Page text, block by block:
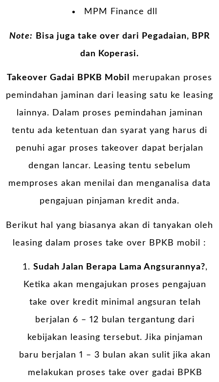
MPM Finance dll
Note:
Bisa juga take over dari Pegadaian, BPR
dan Koperasi.
Takeover Gadai BPKB Mobil
merupakan proses
pemindahan jaminan dari leasing satu ke leasing
lainnya. Dalam proses pemindahan jaminan
tentu ada ketentuan dan syarat yang harus di
penuhi agar proses takeover dapat berjalan
dengan lancar. Leasing tentu sebelum
memproses akan menilai dan menganalisa data
pengajuan pinjaman kredit anda.
Berikut hal yang biasanya akan di tanyakan oleh
leasing dalam proses take over BPKB mobil :
Sudah Jalan Berapa Lama Angsurannya?,
Ketika akan mengajukan proses pengajuan
take over kredit minimal angsuran telah
berjalan 6 – 12 bulan tergantung dari
kebijakan leasing tersebut. Jika pinjaman
baru berjalan 1 – 3 bulan akan sulit jika akan
melakukan proses take over gadai BPKB